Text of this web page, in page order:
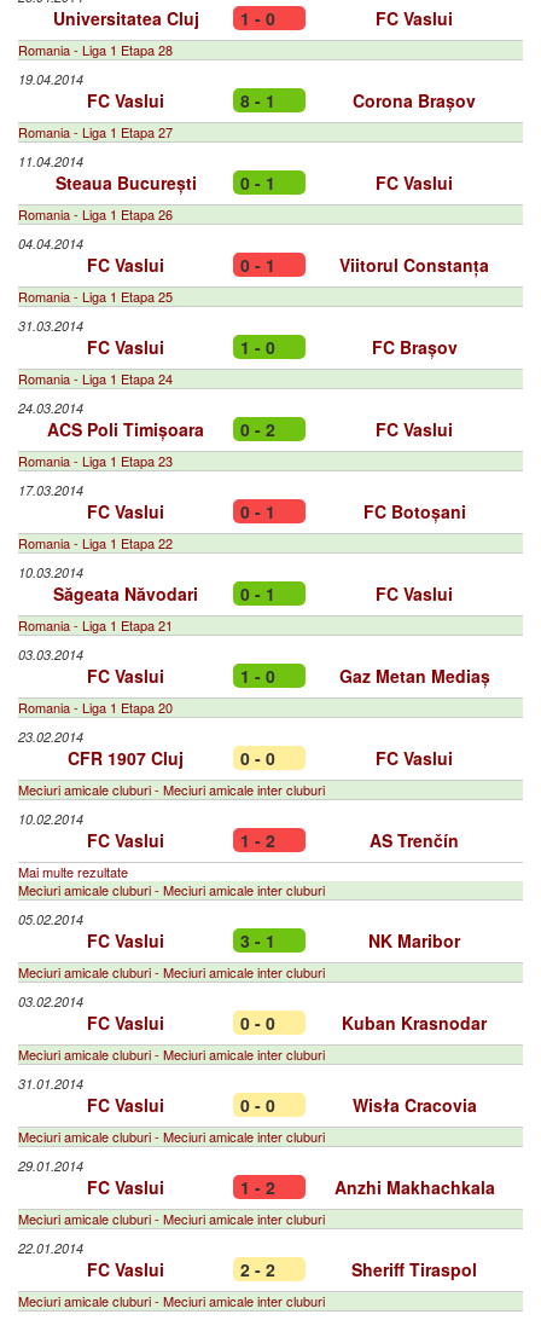
Universitatea Cluj 1 - 0 FC Vaslui
Romania - Liga 1 Etapa 28
19.04.2014
FC Vaslui 8 - 1 Corona Brașov
Romania - Liga 1 Etapa 27
11.04.2014
Steaua București 0 - 1 FC Vaslui
Romania - Liga 1 Etapa 26
04.04.2014
FC Vaslui 0 - 1 Viitorul Constanța
Romania - Liga 1 Etapa 25
31.03.2014
FC Vaslui 1 - 0 FC Brașov
Romania - Liga 1 Etapa 24
24.03.2014
ACS Poli Timișoara 0 - 2 FC Vaslui
Romania - Liga 1 Etapa 23
17.03.2014
FC Vaslui 0 - 1 FC Botoșani
Romania - Liga 1 Etapa 22
10.03.2014
Săgeata Năvodari 0 - 1 FC Vaslui
Romania - Liga 1 Etapa 21
03.03.2014
FC Vaslui 1 - 0 Gaz Metan Mediaș
Romania - Liga 1 Etapa 20
23.02.2014
CFR 1907 Cluj 0 - 0 FC Vaslui
Meciuri amicale cluburi - Meciuri amicale inter cluburi
10.02.2014
FC Vaslui 1 - 2 AS Trenčín
Mai multe rezultate
Meciuri amicale cluburi - Meciuri amicale inter cluburi
05.02.2014
FC Vaslui 3 - 1 NK Maribor
Meciuri amicale cluburi - Meciuri amicale inter cluburi
03.02.2014
FC Vaslui 0 - 0 Kuban Krasnodar
Meciuri amicale cluburi - Meciuri amicale inter cluburi
31.01.2014
FC Vaslui 0 - 0 Wisła Cracovia
Meciuri amicale cluburi - Meciuri amicale inter cluburi
29.01.2014
FC Vaslui 1 - 2 Anzhi Makhachkala
Meciuri amicale cluburi - Meciuri amicale inter cluburi
22.01.2014
FC Vaslui 2 - 2 Sheriff Tiraspol
Meciuri amicale cluburi - Meciuri amicale inter cluburi